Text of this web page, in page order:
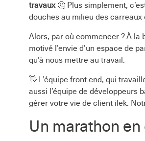
travaux🤔 Plus simplement,
douches au milieu des carreaux
Alors, par où commencer ? À la
motivé l’envie d’un espace de
qu’à nous mettre au travail.
👋 L’équipe front end, qui
aussi l’équipe de développeurs
gérer votre vie de client ilek.
Un marathon